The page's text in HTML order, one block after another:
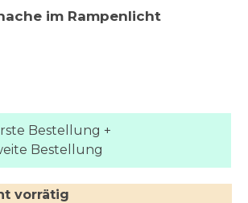
im Rampenlicht
Bestellung +
Bestellung
vorrätig